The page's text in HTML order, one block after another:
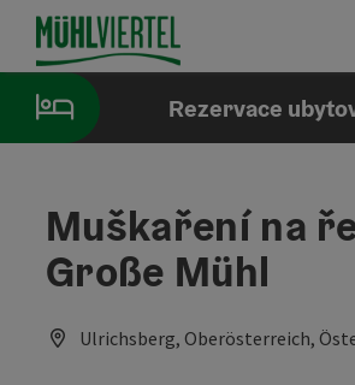
ObsahAccesskey
[0]
NavigaceAccesskey
[1]
Začátek stránky
Rezervace
Muškaření na
Große Mühl
Ulrichsberg, Oberösterreich,